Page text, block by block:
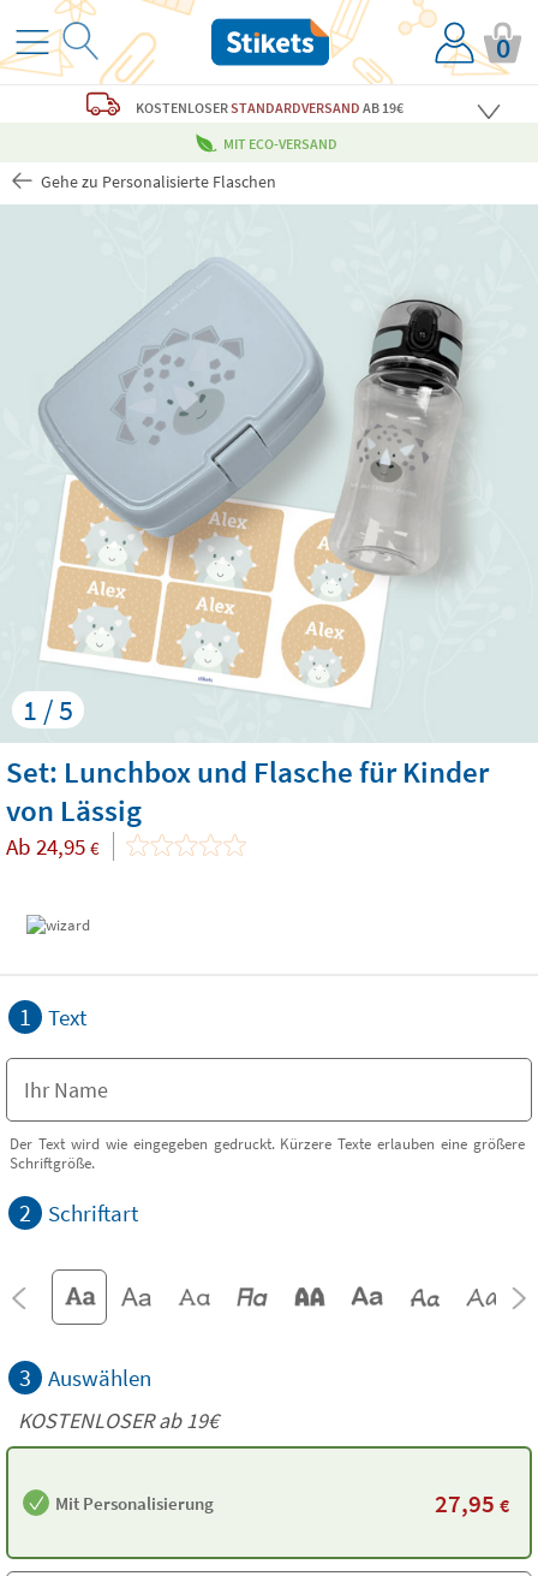
0
KOSTENLOSERSTANDARDVERSAND AB 19€
MIT ECO-VERSAND
Gehe zu Personalisierte Flaschen
1 / 5
Set: Lunchbox und Flasche für Kinder
von Lässig
Ab 24,95 €
1 Text
Der Text wird wie eingegeben gedruckt. Kürzere Texte erlauben eine größere
Schriftgröße.
2 Schriftart
3 Auswählen
KOSTENLOSER ab 19€
Mit Personalisierung 27,95 €